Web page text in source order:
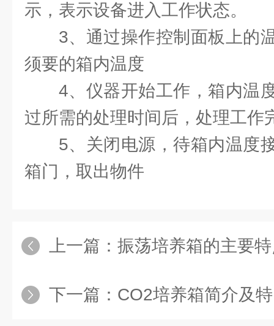
示，表示设备进入工作状态。
3、通过操作控制面板上的
须要的箱内温度
4、仪器开始工作，箱内温
过所需的处理时间后，处理工作
5、关闭电源，待箱内温度
箱门，取出物件
上一篇： 振荡培养箱的主要
下一篇： CO2培养箱简介及